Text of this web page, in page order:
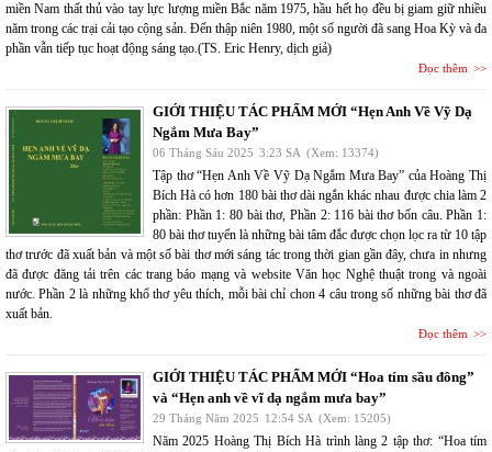
miền Nam thất thủ vào tay lực lượng miền Bắc năm 1975, hầu hết họ đều bị giam giữ nhiều
năm trong các trại cải tạo cộng sản. Đến thập niên 1980, một số người đã sang Hoa Kỳ và đa
phần vẫn tiếp tục hoạt động sáng tạo.(TS. Eric Henry, dịch giả)
Đọc thêm
GIỚI THIỆU TÁC PHẨM MỚI “Hẹn Anh Về Vỹ Dạ
Ngắm Mưa Bay”
06 Tháng Sáu 2025 3:23 SA (Xem: 13374)
Tập thơ “Hẹn Anh Về Vỹ Dạ Ngắm Mưa Bay” của Hoàng Thị
Bích Hà có hơn 180 bài thơ dài ngắn khác nhau được chia làm 2
phần: Phần 1: 80 bài thơ, Phần 2: 116 bài thơ bốn câu. Phần 1:
80 bài thơ tuyển là những bài tâm đắc được chọn lọc ra từ 10 tập
thơ trước đã xuất bản và một số bài thơ mới sáng tác trong thời gian gần đây, chưa in nhưng
đã được đăng tải trên các trang báo mạng và website Văn học Nghệ thuật trong và ngoài
nước. Phần 2 là những khổ thơ yêu thích, mỗi bài chỉ chon 4 câu trong số những bài thơ đã
xuất bản.
Đọc thêm
GIỚI THIỆU TÁC PHẨM MỚI “Hoa tím sầu đông”
và “Hẹn anh về vĩ dạ ngắm mưa bay”
29 Tháng Năm 2025 12:54 SA (Xem: 15205)
Năm 2025 Hoàng Thị Bích Hà trình làng 2 tập thơ: “Hoa tím